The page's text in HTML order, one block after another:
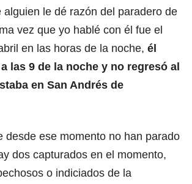
alguien le dé razón del paradero de
vez que yo hablé con él fue el
en las horas de la noche, él
las 9 de la noche y no regresó al
en San Andrés de
desde ese momento no han parado
dos capturados en el momento,
o indiciados de la